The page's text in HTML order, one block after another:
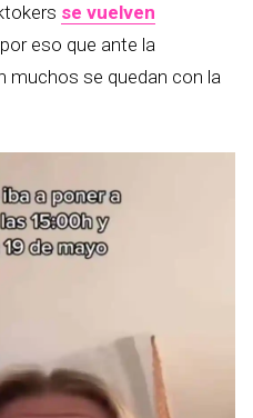
se vuelven
eso que ante la
muchos se quedan con la